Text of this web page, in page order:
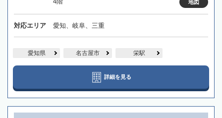
地図
対応エリア 愛知、岐阜、三重
愛知県 名古屋市 栄駅
詳細を見る